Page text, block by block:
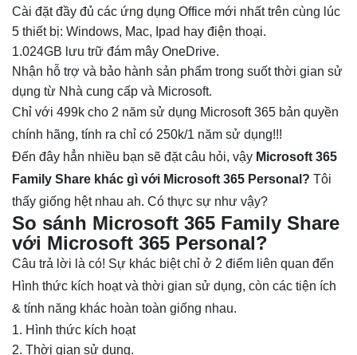
Cài đặt đầy đủ các ứng dụng Office mới nhất trên cùng lúc
5 thiết bị: Windows, Mac, Ipad hay điện thoại.
1.024GB lưu trữ đám mây OneDrive.
Nhận hỗ trợ và bảo hành sản phẩm trong suốt thời gian sử
dụng từ Nhà cung cấp và Microsoft.
Chỉ với 499k cho 2 năm sử dụng Microsoft 365 bản quyền
chính hãng, tính ra chỉ có 250k/1 năm sử dụng!!!
Đến đây hẳn nhiều bạn sẽ đặt câu hỏi, vậy Microsoft 365
Family Share khác gì với Microsoft 365 Personal? Tôi
thấy giống hệt nhau ah. Có thực sự như vậy?
So sánh Microsoft 365 Family Share
với Microsoft 365 Personal?
Câu trả lời là có! Sự khác biệt chỉ ở 2 điểm liên quan đến
Hình thức kích hoạt và thời gian sử dụng, còn các tiện ích
& tính năng khác hoàn toàn giống nhau.
Hình thức kích hoạt
Thời gian sử dụng.